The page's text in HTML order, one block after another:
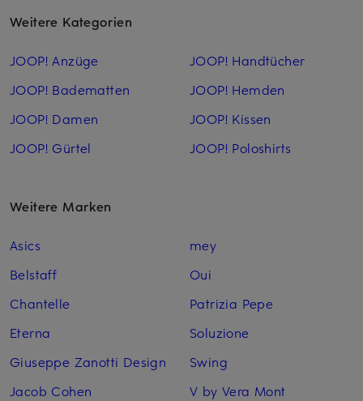
Weitere Kategorien
JOOP! Anzüge
JOOP! Badematten
JOOP! Damen
JOOP! Gürtel
JOOP! Handtücher
JOOP! Hemden
JOOP! Kissen
JOOP! Poloshirts
Weitere Marken
Asics
Belstaff
Chantelle
Eterna
Giuseppe Zanotti Design
Jacob Cohen
mey
Oui
Patrizia Pepe
Soluzione
Swing
V by Vera Mont